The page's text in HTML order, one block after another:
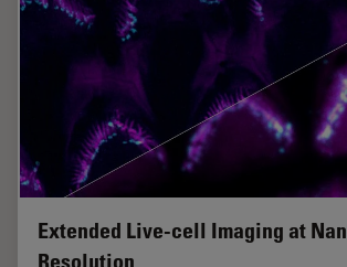
Extended Live-cell Imaging at